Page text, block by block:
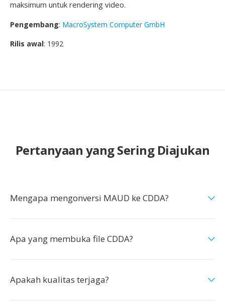
maksimum untuk rendering video.
Pengembang: MacroSystem Computer GmbH
Rilis awal: 1992
Pertanyaan yang Sering Diajukan
Mengapa mengonversi MAUD ke CDDA?
Apa yang membuka file CDDA?
Apakah kualitas terjaga?